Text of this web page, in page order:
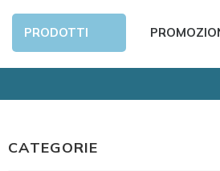
PRODOTTI
CATEGORIE